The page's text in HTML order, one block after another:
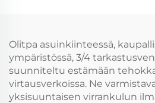
Olitpa asuinkiinteessä,
ympäristössä, 3/4
suunniteltu estämään
virtausverkoissa. Ne
yksisuuntaisen virrankulun